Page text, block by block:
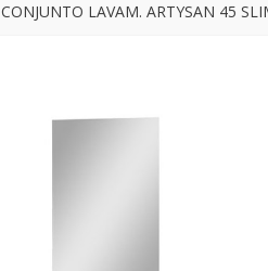
CONJUNTO LAVAM. ARTYSAN 45